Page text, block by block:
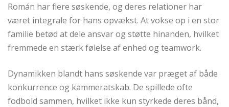
Román har flere søskende, og deres relationer har
været integrale for hans opvækst. At vokse op i en stor
familie betød at dele ansvar og støtte hinanden, hvilket
fremmede en stærk følelse af enhed og teamwork.
Dynamikken blandt hans søskende var præget af både
konkurrence og kammeratskab. De spillede ofte
fodbold sammen, hvilket ikke kun styrkede deres bånd,